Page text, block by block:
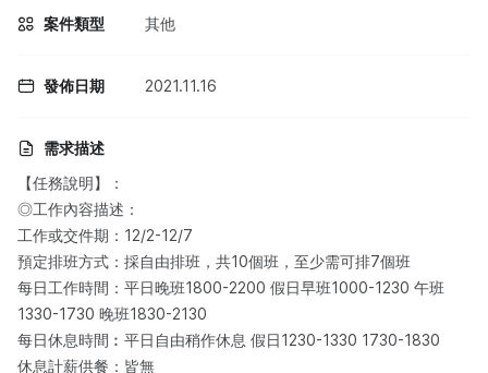
案件類型 其他
發佈日期 2021.11.16
需求描述
【任務說明】：​
◎工作內容描述：​
工作或交件期：12/2-12/7
預定排班方式：採自由排班，共10個班，至少需可排7個班
每日工作時間：平日晚班1800-2200 假日早班1000-1230 午班
1330-1730 晚班1830-2130
每日休息時間︰平日自由稍作休息 假日1230-1330 1730-1830
休息計薪供餐：皆無